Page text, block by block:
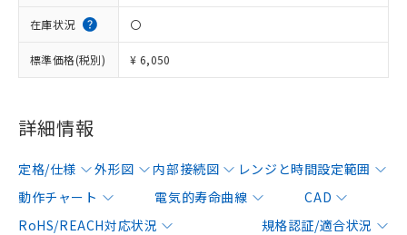
在庫状況 〇
標準価格(税別) ¥ 6,050
詳細情報
定格/仕様 外形図 内部接続図
レンジと時間設定範囲
動作チャート
電気的寿命曲線
CAD
RoHS/REACH対応状況
規格認証/適合状況